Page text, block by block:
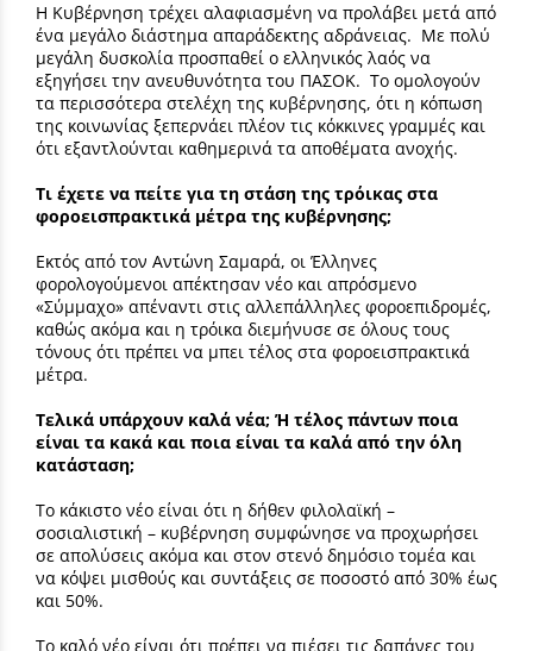
Η Κυβέρνηση τρέχει αλαφιασμένη να προλάβει μετά από
ένα μεγάλο διάστημα απαράδεκτης αδράνειας. Με πολύ
μεγάλη δυσκολία προσπαθεί ο ελληνικός λαός να
εξηγήσει την ανευθυνότητα του ΠΑΣΟΚ. Το ομολογούν
τα περισσότερα στελέχη της κυβέρνησης, ότι η κόπωση
της κοινωνίας ξεπερνάει πλέον τις κόκκινες γραμμές και
ότι εξαντλούνται καθημερινά τα αποθέματα ανοχής.
Τι έχετε να πείτε για τη στάση της τρόικας στα
φοροεισπρακτικά μέτρα της κυβέρνησης;
Εκτός από τον Αντώνη Σαμαρά, οι Έλληνες
φορολογούμενοι απέκτησαν νέο και απρόσμενο
«Σύμμαχο» απέναντι στις αλλεπάλληλες φοροεπιδρομές,
καθώς ακόμα και η τρόικα διεμήνυσε σε όλους τους
τόνους ότι πρέπει να μπει τέλος στα φοροεισπρακτικά
μέτρα.
Τελικά υπάρχουν καλά νέα; Ή τέλος πάντων ποια
είναι τα κακά και ποια είναι τα καλά από την όλη
κατάσταση;
Το κάκιστο νέο είναι ότι η δήθεν φιλολαϊκή –
σοσιαλιστική – κυβέρνηση συμφώνησε να προχωρήσει
σε απολύσεις ακόμα και στον στενό δημόσιο τομέα και
να κόψει μισθούς και συντάξεις σε ποσοστό από 30% έως
και 50%.
Το καλό νέο είναι ότι πρέπει να πιέσει τις δαπάνες του